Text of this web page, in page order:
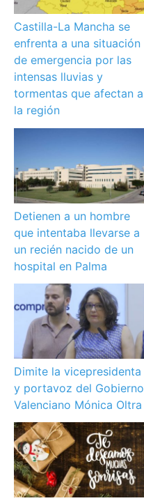
Castilla-La Mancha se
enfrenta a una situación
de emergencia por las
intensas lluvias y
tormentas que afectan a
la región
Detienen a un hombre
que intentaba llevarse a
un recién nacido de un
hospital en Palma
Dimite la vicepresidenta
y portavoz del Gobierno
Valenciano Mónica Oltra